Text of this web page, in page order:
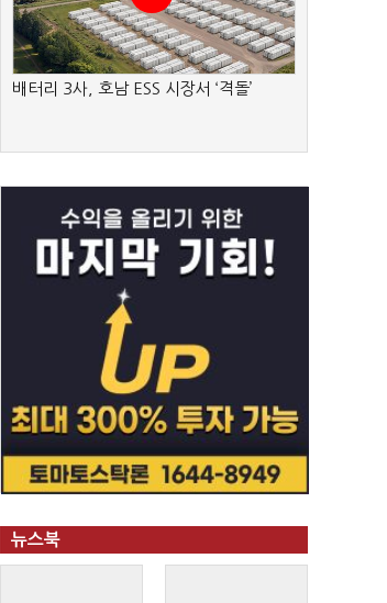
배터리 3사, 호남 ESS 시장서 ‘격돌’
뉴스북